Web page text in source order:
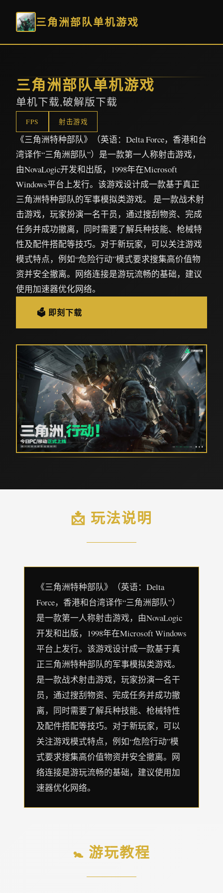
三角洲部队单机游戏
三角洲部队单机游戏
单机下载,破解版下载
FPS 射击游戏
《三角洲特种部队》（英语：Delta Force，香港和台
湾译作“三角洲部队”）是一款第一人称射击游戏，
由NovaLogic开发和出版，1998年在Microsoft
Windows平台上发行。该游戏设计成一款基于真正
三角洲特种部队的军事模拟类游戏。 是一款战术射
击游戏，玩家扮演一名干员，通过搜刮物资、完成
任务并成功撤离，同时需要了解兵种技能、枪械特
性及配件搭配等技巧。对于新玩家，可以关注游戏
模式特点，例如“危险行动”模式要求搜集高价值物
资并安全撤离。网络连接是游玩流畅的基础，建议
使用加速器优化网络。
🗳️ 即刻下载
📩 玩法说明
《三角洲特种部队》（英语：Delta
Force，香港和台湾译作“三角洲部队”）
是一款第一人称射击游戏，由NovaLogic
开发和出版，1998年在Microsoft Windows
平台上发行。该游戏设计成一款基于真
正三角洲特种部队的军事模拟类游戏。
是一款战术射击游戏，玩家扮演一名干
员，通过搜刮物资、完成任务并成功撤
离，同时需要了解兵种技能、枪械特性
及配件搭配等技巧。对于新玩家，可以
关注游戏模式特点，例如“危险行动”模
式要求搜集高价值物资并安全撤离。网
络连接是游玩流畅的基础，建议使用加
速器优化网络。
🚼 游玩教程